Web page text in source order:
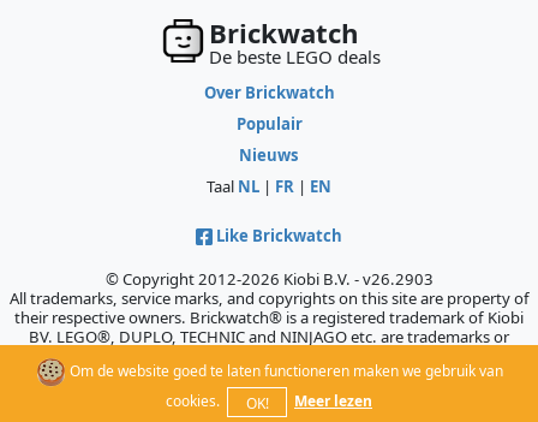
Om de website goed te laten functioneren maken we gebruik van
cookies.
OK! Meer lezen
Brickwatch
De beste LEGO deals
Over Brickwatch
Populair
Nieuws
Taal NL | FR | EN
Like Brickwatch
© Copyright 2012-2026 Kiobi B.V. - v26.2903
All trademarks, service marks, and copyrights on this site are property of
their respective owners. Brickwatch® is a registered trademark of Kiobi
BV. LEGO®, DUPLO, TECHNIC and NINJAGO etc. are trademarks or
registered trademarks of the LEGO Company, which does not sponsor,
authorize, or endorse this site.